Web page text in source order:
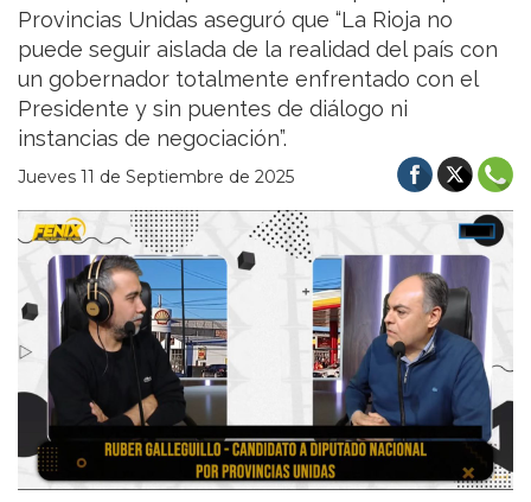
Provincias Unidas aseguró que “La Rioja no
puede seguir aislada de la realidad del país con
un gobernador totalmente enfrentado con el
Presidente y sin puentes de diálogo ni
instancias de negociación”.
Jueves 11 de Septiembre de 2025